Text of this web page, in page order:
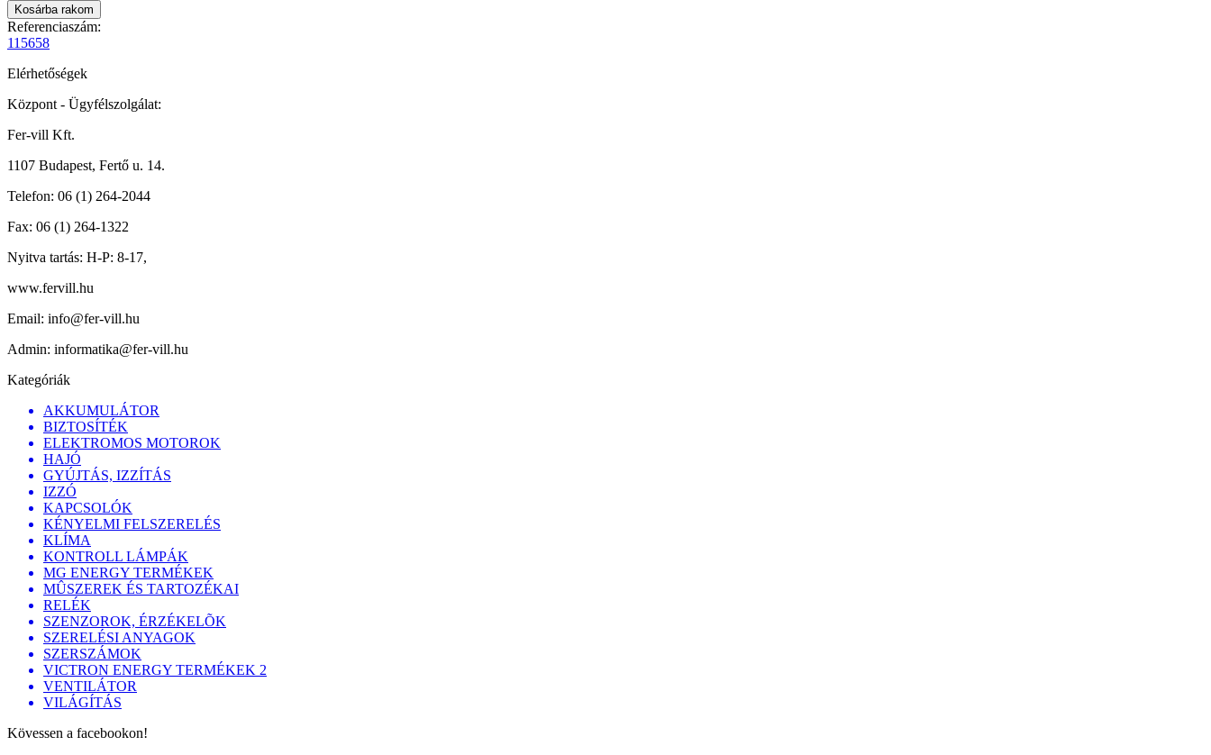
Referenciaszám:
115658
Elérhetőségek
Központ - Ügyfélszolgálat:
Fer-vill Kft.
1107 Budapest, Fertő u. 14.
Telefon: 06 (1) 264-2044
Fax: 06 (1) 264-1322
Nyitva tartás: H-P: 8-17,
www.fervill.hu
Email: info@fer-vill.hu
Admin: informatika@fer-vill.hu
Kategóriák
AKKUMULÁTOR
BIZTOSÍTÉK
ELEKTROMOS MOTOROK
HAJÓ
GYÚJTÁS, IZZÍTÁS
IZZÓ
KAPCSOLÓK
KÉNYELMI FELSZERELÉS
KLÍMA
KONTROLL LÁMPÁK
MG ENERGY TERMÉKEK
MÛSZEREK ÉS TARTOZÉKAI
RELÉK
SZENZOROK, ÉRZÉKELÕK
SZERELÉSI ANYAGOK
SZERSZÁMOK
VICTRON ENERGY TERMÉKEK 2
VENTILÁTOR
VILÁGÍTÁS
Kövessen a facebookon!